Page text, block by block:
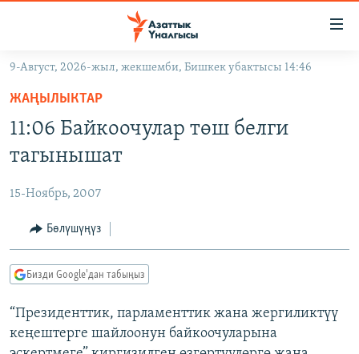
Навигацияга
өтүңүз
салыңыз
ЭКОНОМИКА
МАДАНИЯТ
БОРБОР АЗИЯ
АТАЙЫН ИЛИКТӨӨ
ТВ ПРОГРАММАЛАР
ЭКСПЕРТТЕР ТАЛДАЙТ
БИЗ ЖАНА ДҮЙНӨ
ДАНИСТЕ
ӨЗГӨЧӨ ПИКИР
Русский
9-Август, 2026-жыл, жекшемби, Бишкек убактысы 14:46
ЖАҢЫЛЫКТАР
11:06 Байкоочулар төш белги
тагынышат
15-Ноябрь, 2007
Бөлүшүңүз
Бизди Google'дан табыңыз
“Президенттик, парламенттик жана жергиликтүү
кеңештерге шайлоонун байкоочуларына